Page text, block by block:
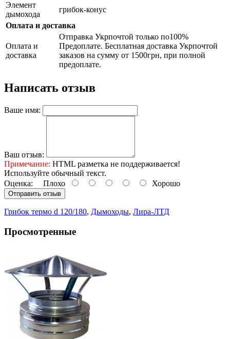
Элемент
дымохода
грибок-конус
Оплата и доставка
Оплата и
доставка
Отправка Укрпочтой только по100%
Предоплате. Бесплатная доставка Укрпочтой
заказов на сумму от 1500грн, при полной
предоплате.
Написать отзыв
Ваше имя:
Ваш отзыв:
Примечание: HTML разметка не поддерживается!
Используйте обычный текст.
Оценка: Плохо Хорошо
Отправить отзыв
Грибок термо d 120/180, Дымоходы, Лира-ЛТД
Просмотренные